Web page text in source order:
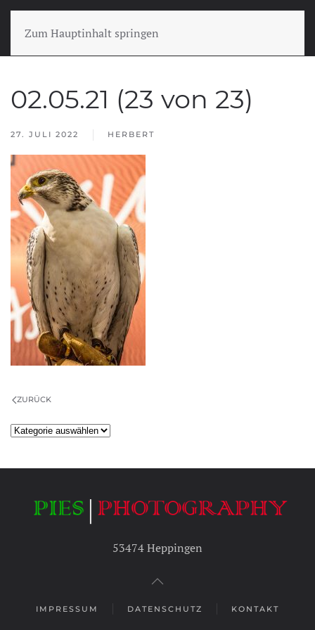
Zum Hauptinhalt springen
02.05.21 (23 von 23)
27. JULI 2022 HERBERT
ZURÜCK
Kategorien
53474 Heppingen
IMPRESSUM DATENSCHUTZ KONTAKT